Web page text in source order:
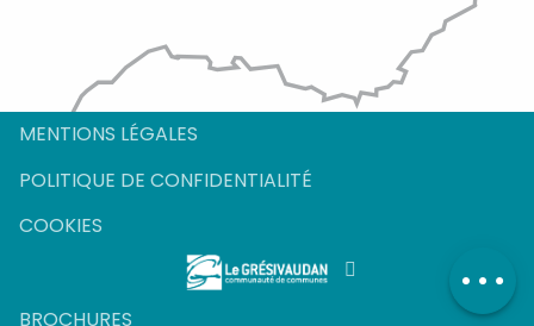
MENTIONS LÉGALES
POLITIQUE DE CONFIDENTIALITÉ
COOKIES
BROCHURES